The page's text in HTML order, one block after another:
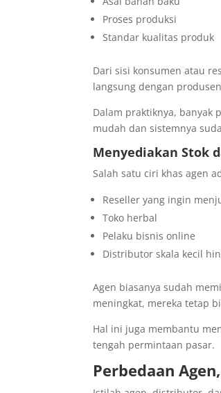
Proses produksi
Standar kualitas produk
Dari sisi konsumen atau
langsung dengan
Dalam praktiknya, banyak
mudah dan sistemnya
Menyediakan Stok
Salah satu ciri khas agen
Reseller yang ingin
Toko herbal
Pelaku bisnis online
Distributor skala kecil
Agen biasanya sudah
meningkat, mereka tetap
Hal ini juga membantu
tengah permintaan pasar.
Perbedaan